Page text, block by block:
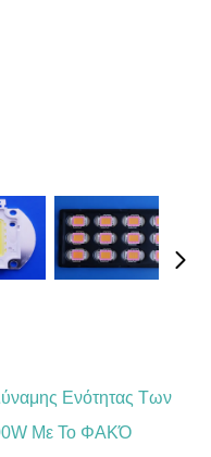
Ενότητας Των
Με Το ΦΑΚΌ